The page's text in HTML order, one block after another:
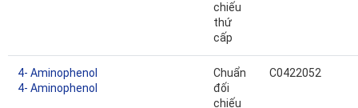
chiếu
thứ
cấp
4- Aminophenol
4- Aminophenol
Chuẩn
đối
chiếu
C0422052